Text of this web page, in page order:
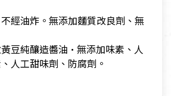
經油炸。無添加麵質改良劑、無
黃豆純釀造醬油·無添加味素、人
人工甜味劑、防腐劑。